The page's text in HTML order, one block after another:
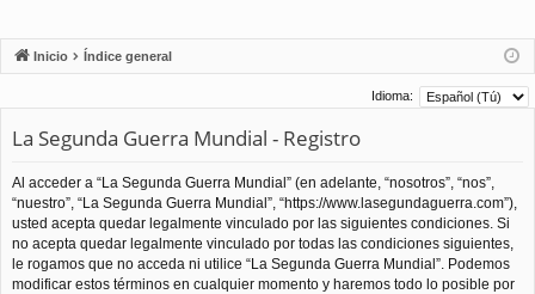
Inicio Índice general
Idioma:
La Segunda Guerra Mundial - Registro
Al acceder a “La Segunda Guerra Mundial” (en adelante, “nosotros”, “nos”,
“nuestro”, “La Segunda Guerra Mundial”, “https://www.lasegundaguerra.com”),
usted acepta quedar legalmente vinculado por las siguientes condiciones. Si
no acepta quedar legalmente vinculado por todas las condiciones siguientes,
le rogamos que no acceda ni utilice “La Segunda Guerra Mundial”. Podemos
modificar estos términos en cualquier momento y haremos todo lo posible por